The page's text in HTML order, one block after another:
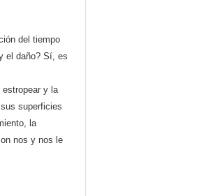
del tiempo
el daño? Sí, es
y la
superficies
la
nos y nos le